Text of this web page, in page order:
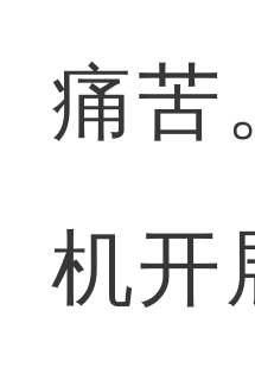
痛苦
机开